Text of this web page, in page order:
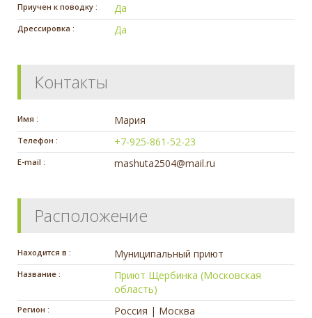
Приучен к поводку : Да
Дрессировка : Да
Контакты
Имя : Мария
Телефон : +7-925-861-52-23
E-mail : mashuta2504@mail.ru
Расположение
Находится в : Муниципальный приют
Название :
Приют Щербинка (Московская
область)
Регион : Россия | Москва